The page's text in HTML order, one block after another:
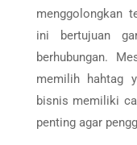
menggolongkan
ini bertujuan
berhubungan.
memilih hahtag
bisnis memiliki
penting agar